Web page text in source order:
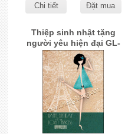
Chi tiết Đặt mua
Thiệp sinh nhật tặng
người yêu hiện đại GL-
1268